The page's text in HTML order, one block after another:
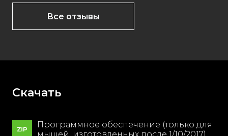
Все отзывы
Скачать
Программное обеспечение (только для